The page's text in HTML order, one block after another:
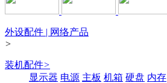
外设配件 | 网络产品
>
装机配件>
显示器 电源 主板 机箱 硬盘 内存